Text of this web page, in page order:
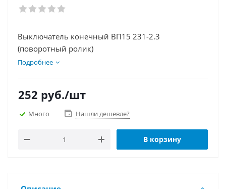
Выключатель конечный ВП15 231-2.3
(поворотный ролик)
Подробнее
252 руб./шт
Много Нашли дешевле?
В корзину